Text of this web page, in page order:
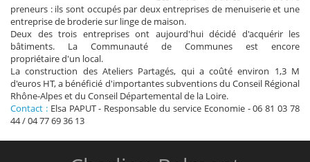
preneurs : ils sont occupés par deux entreprises de menuiserie et une
entreprise de broderie sur linge de maison.
Deux des trois entreprises ont aujourd'hui décidé d'acquérir les
bâtiments. La Communauté de Communes est encore
propriétaire d'un local.
La construction des Ateliers Partagés, qui a coûté environ 1,3 M
d'euros HT, a bénéficié d'importantes subventions du Conseil Régional
Rhône-Alpes et du Conseil Départemental de la Loire.
Contact : Elsa PAPUT - Responsable du service Economie - 06 81 03 78
44 / 04 77 69 36 13